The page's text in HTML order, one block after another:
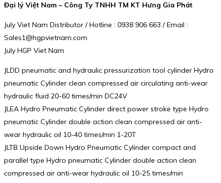
Đại lý Việt Nam – Công Ty TNHH TM KT Hưng Gia Phát
July Viet Nam Distributor / Hotline : 0938 906 663 / Email :
Sales1@hgpvietnam.com
July HGP Viet Nam
JLDD pneumatic and hydraulic pressurization tool cylinder Hydro
pneumatic Cylinder clean compressed air circulating anti-wear
hydraulic fluid 20-60 times/min DC24V
JLEA Hydro Pneumatic Cylinder direct power stroke type Hydro
pneumatic Cylinder double action clean compressed air anti-
wear hydraulic oil 10-40 times/min 1-20T
JLTB Upside Down Hydro Pneumatic Cylinder compact and
parallel type Hydro pneumatic Cylinder double action clean
compressed air anti-wear hydraulic oil 10-25 times/min